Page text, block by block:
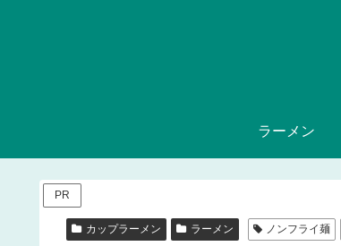
ラーメン
PR
カップラーメン ラーメン ノンフライ麺